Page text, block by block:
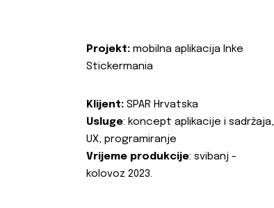
Projekt: mobilna aplikacija Inke
Stickermania
Klijent: SPAR Hrvatska
Usluge: koncept aplikacije i sadržaja,
UX, programiranje
Vrijeme produkcije: svibanj -
kolovoz 2023.